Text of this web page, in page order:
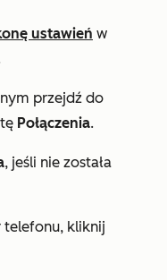
ustawień w
przejdź do
Połączenia.
, jeśli nie została
telefonu, kliknij